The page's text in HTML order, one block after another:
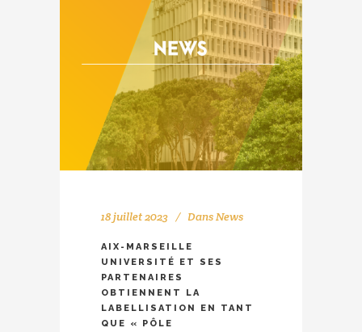
18 juillet 2023 DansNews
AIX-MARSEILLE
UNIVERSITÉ ET SES
PARTENAIRES
OBTIENNENT LA
LABELLISATION EN TANT
QUE « PÔLE